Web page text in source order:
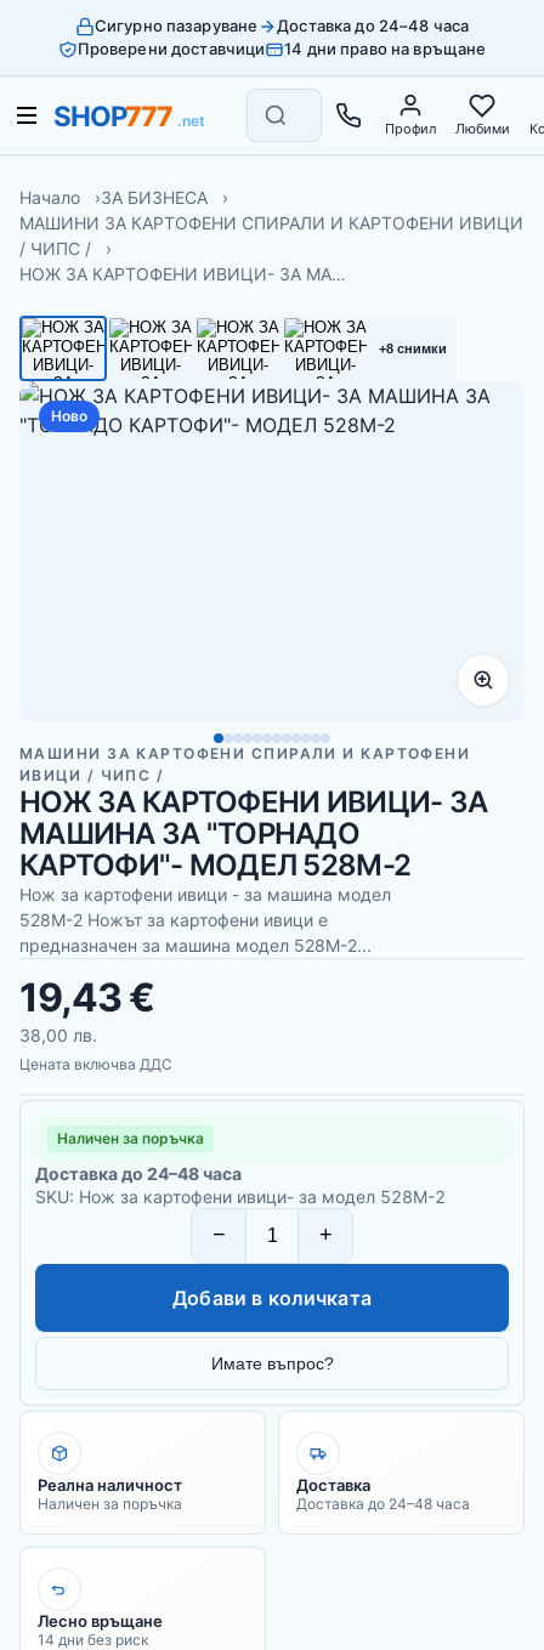
Сигурно пазаруване
Доставка до 24–48 часа
Проверени доставчици
14 дни право на връщане
Профил Любими
Начало
ЗА БИЗНЕСА
МАШИНИ ЗА КАРТОФЕНИ СПИРАЛИ И КАРТОФЕНИ ИВИЦИ
/ ЧИПС /
НОЖ ЗА КАРТОФЕНИ ИВИЦИ- ЗА МА…
+8 снимки
Ново
МАШИНИ ЗА КАРТОФЕНИ СПИРАЛИ И КАРТОФЕНИ
ИВИЦИ / ЧИПС /
НОЖ ЗА КАРТОФЕНИ ИВИЦИ- ЗА
МАШИНА ЗА "ТОРНАДО
КАРТОФИ"- МОДЕЛ 528М-2
Нож за картофени ивици - за машина модел
528М-2 Ножът за картофени ивици е
предназначен за машина модел 528М-2...
19,43 €
38,00 лв.
Цената включва ДДС
Наличен за поръчка
Доставка до 24–48 часа
SKU: Нож за картофени ивици- за модел 528М-2
− +
Добави в количката
Имате въпрос?
Реална наличност
Наличен за поръчка
Доставка
Доставка до 24–48 часа
Лесно връщане
14 дни без риск